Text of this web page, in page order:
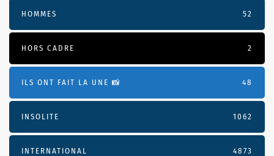
HOMMES 52
HORS CADRE 2
ILS ONT FAIT LA UNE 📸 48
INSOLITE 1062
INTERNATIONAL 4873